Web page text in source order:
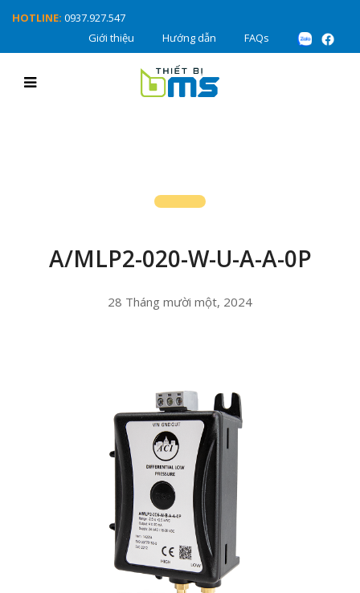
HOTLINE: 0937.927.547
Giới thiệu
Hướng dẫn FAQs
A/MLP2-020-W-U-A-A-0P
28 Tháng mười một, 2024